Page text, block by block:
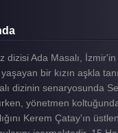
dizisi Ada Masalı,
bir kızın aşkla
dizinin senaryosunda
yönetmen
Kerem Çatay'ın